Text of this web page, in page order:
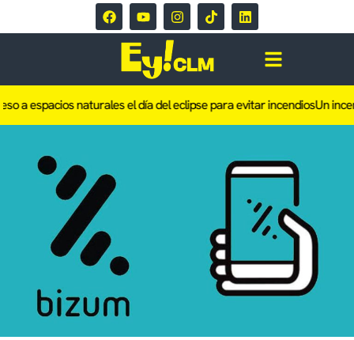
a espacios naturales el día del eclipse para evitar incendiosUn